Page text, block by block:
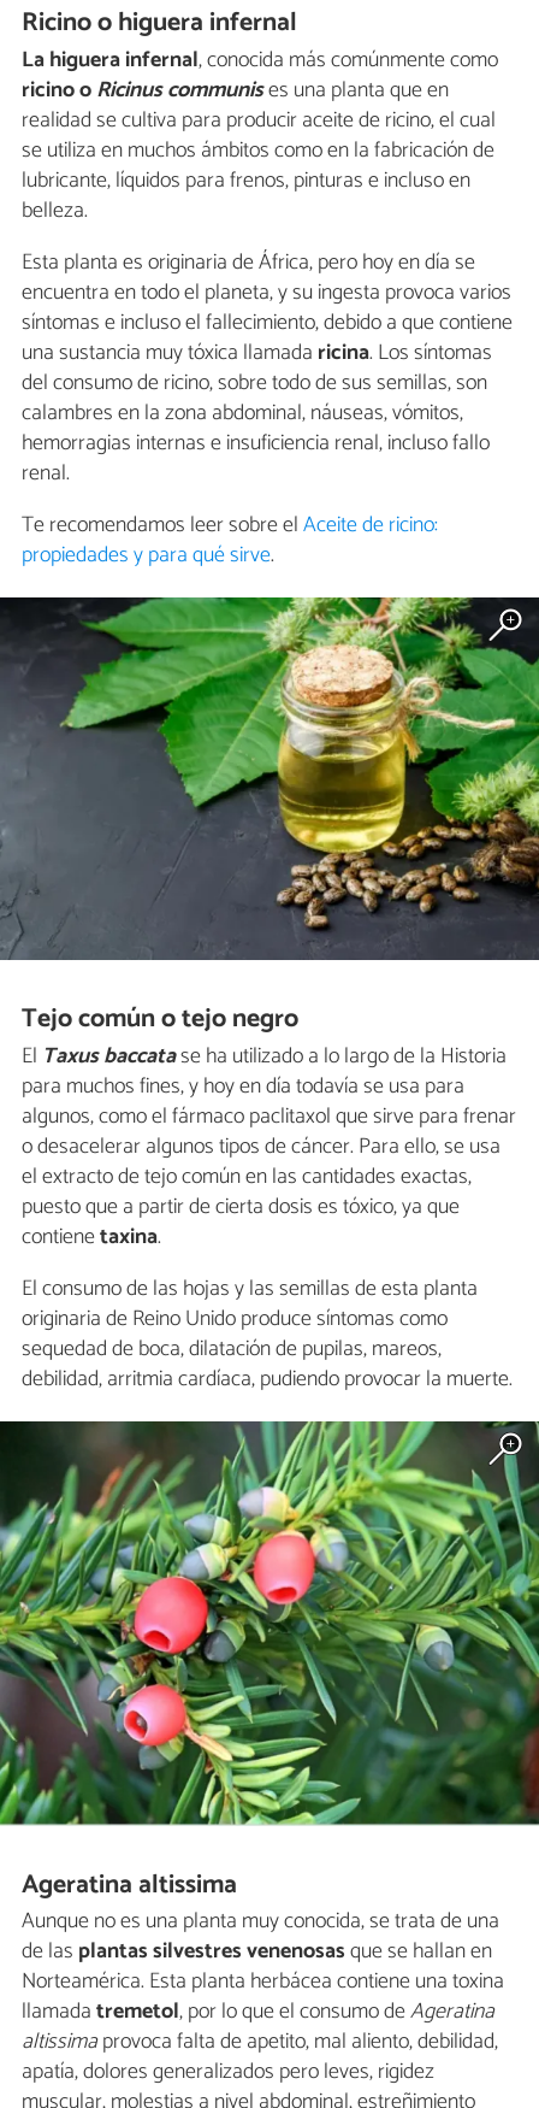
Ricino o higuera infernal
La higuera infernal, conocida más comúnmente como
ricino oRicinus communises una planta que en
realidad se cultiva para producir aceite de ricino, el cual
se utiliza en muchos ámbitos como en la fabricación de
lubricante, líquidos para frenos, pinturas e incluso en
belleza.
Esta planta es originaria de África, pero hoy en día se
encuentra en todo el planeta, y su ingesta provoca varios
síntomas e incluso el fallecimiento, debido a que contiene
una sustancia muy tóxica llamada ricina. Los síntomas
del consumo de ricino, sobre todo de sus semillas, son
calambres en la zona abdominal, náuseas, vómitos,
hemorragias internas e insuficiencia renal, incluso fallo
renal.
Te recomendamos leer sobre elAceite de ricino:
propiedades y para qué sirve.
Tejo común o tejo negro
El Taxus baccatase ha utilizado a lo largo de la Historia
para muchos fines, y hoy en día todavía se usa para
algunos, como el fármaco paclitaxol que sirve para frenar
o desacelerar algunos tipos de cáncer. Para ello, se usa
el extracto de tejo común en las cantidades exactas,
puesto que a partir de cierta dosis es tóxico, ya que
contienetaxina.
El consumo de las hojas y las semillas de esta planta
originaria de Reino Unido produce síntomas como
sequedad de boca, dilatación de pupilas, mareos,
debilidad, arritmia cardíaca, pudiendo provocar la muerte.
Ageratina altissima
Aunque no es una planta muy conocida, se trata de una
de las plantas silvestres venenosasque se hallan en
Norteamérica. Esta planta herbácea contiene una toxina
llamadatremetol, por lo que el consumo deAgeratina
altissimaprovoca falta de apetito, mal aliento, debilidad,
apatía, dolores generalizados pero leves, rigidez